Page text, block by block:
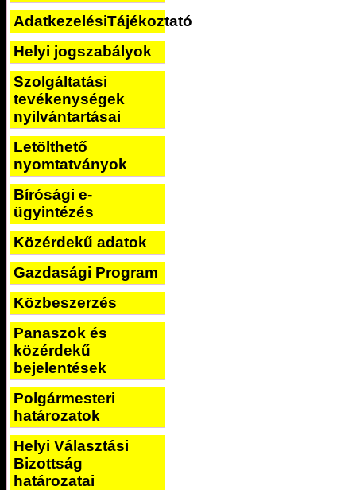
AdatkezelésiTájékoztató
Helyi jogszabályok
Szolgáltatási
tevékenységek
nyilvántartásai
Letölthető
nyomtatványok
Bírósági e-
ügyintézés
Közérdekű adatok
Gazdasági Program
Közbeszerzés
Panaszok és
közérdekű
bejelentések
Polgármesteri
határozatok
Helyi Választási
Bizottság
határozatai